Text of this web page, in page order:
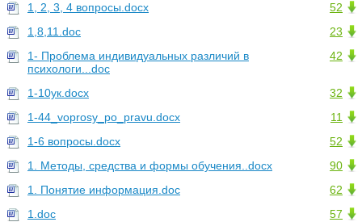
52
1, 2, 3, 4 вопросы.docx
23
1,8,11.doc
42
1- Проблема индивидуальных различий в
психологи...doc
32
1-10ук.docx
11
1-44_voprosy_po_pravu.docx
52
1-6 вопросы.docx
90
1. Методы, средства и формы обучения..docx
62
1. Понятие информация.doc
57
1.doc